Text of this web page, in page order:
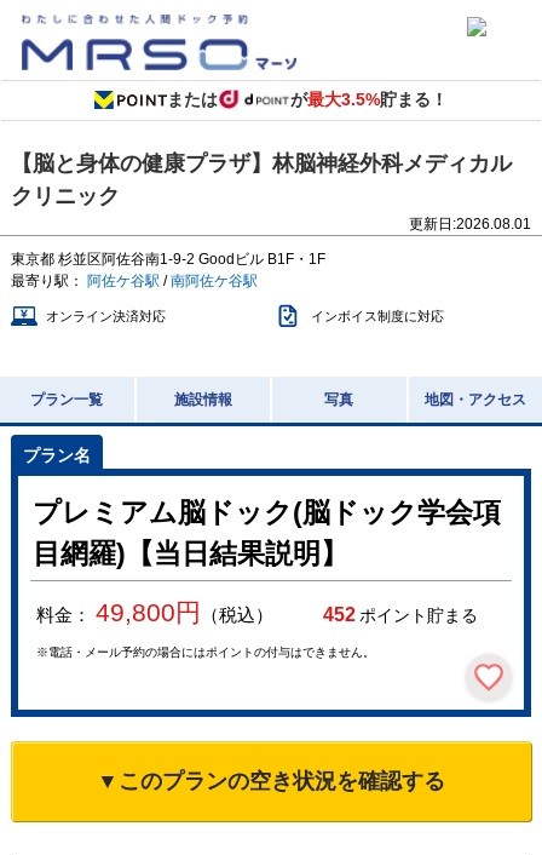
または が最大3.5%貯まる！
【脳と身体の健康プラザ】林脳神経外科メディカル
クリニック
更新日:2026.08.01
東京都 杉並区阿佐谷南1-9-2 Goodビル B1F・1F
最寄り駅： 阿佐ケ谷駅 /南阿佐ケ谷駅
オンライン決済対応 インボイス制度に対応
プラン一覧 施設情報 写真 地図・アクセス
プレミアム脳ドック(脳ドック学会項
目網羅)【当日結果説明】
料金： 49,800円 （税込） 452ポイント貯まる
※電話・メール予約の場合にはポイントの付与はできません。
▼このプランの空き状況を確認する